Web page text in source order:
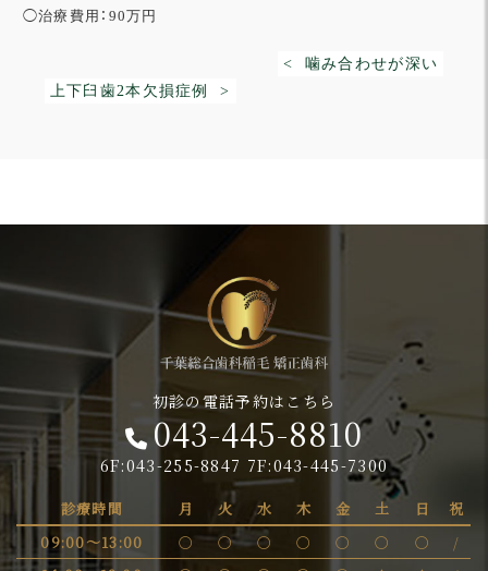
◯治療費用：90万円
< 噛み合わせが深い
上下臼歯2本欠損症例 >
初診の電話予約はこちら
043-445-8810
6F:043-255-8847 7F:043-445-7300
診療時間 月 火 水 木 金 土 日
祝
09:00～13:00
〇 〇 〇 〇 〇 〇 〇
/